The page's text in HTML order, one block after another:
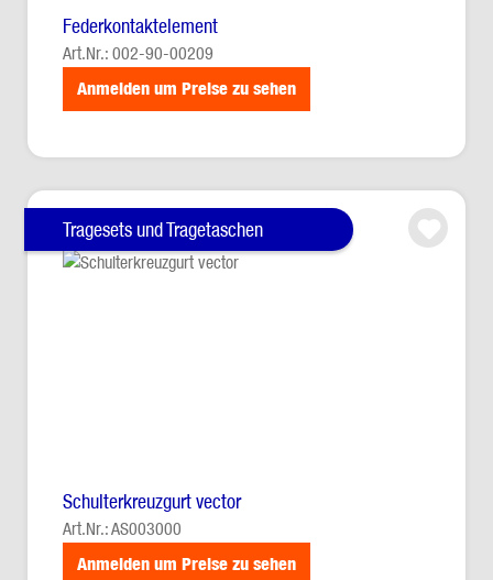
Federkontaktelement
Art.Nr.: 002-90-00209
Anmelden um Preise zu sehen
Tragesets und Tragetaschen
Schulterkreuzgurt vector
Art.Nr.: AS003000
Anmelden um Preise zu sehen